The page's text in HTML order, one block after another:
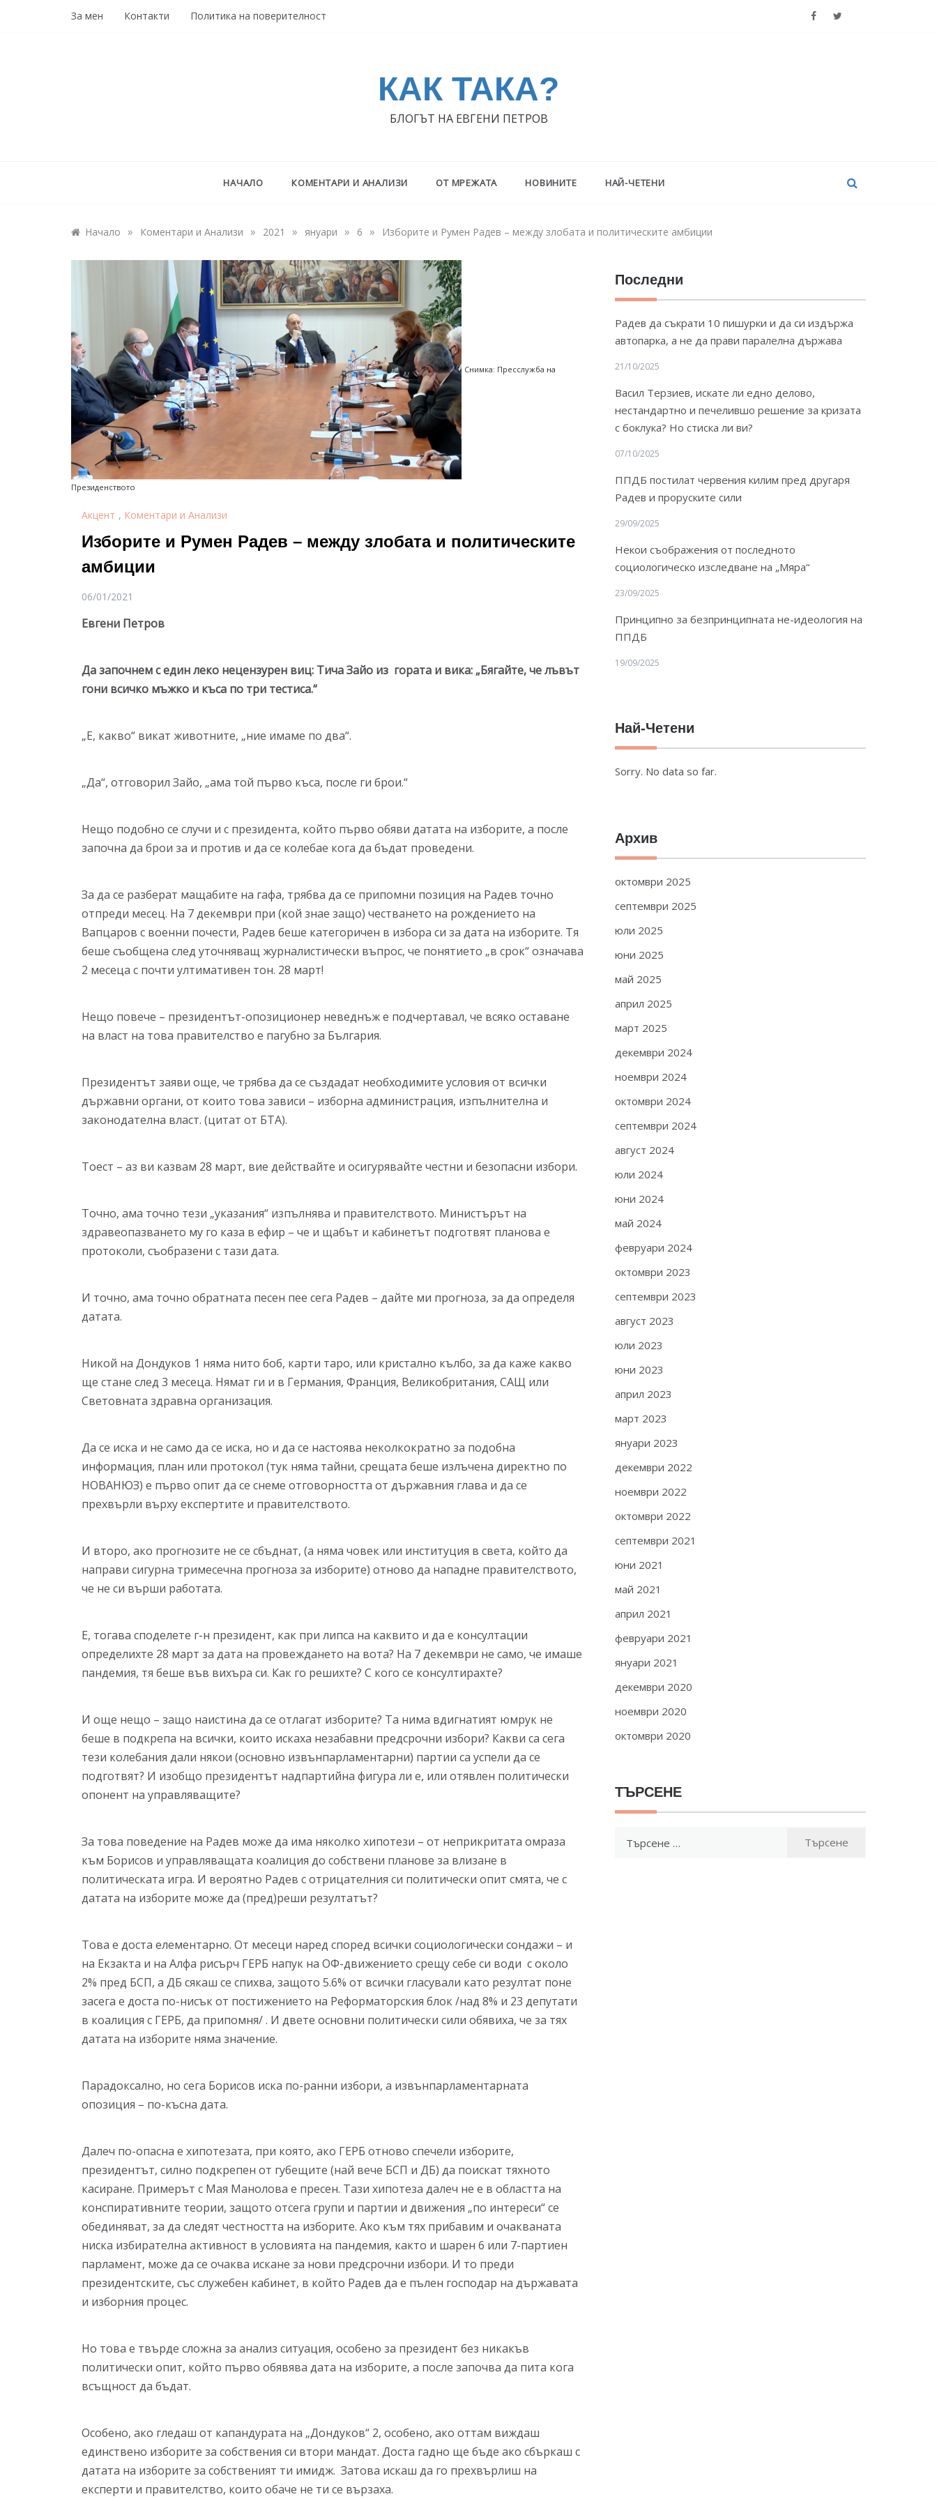
За мен Контакти Политика на поверителност
КАК ТАКА?
БЛОГЪТ НА ЕВГЕНИ ПЕТРОВ
НАЧАЛО КОМЕНТАРИ И АНАЛИЗИ ОТ МРЕЖАТА НОВИНИТЕ НАЙ-ЧЕТЕНИ
Начало » Коментари и Анализи » 2021 » януари » 6 » Изборите и Румен Радев – между злобата и политическите амбиции
Снимка: Пресслужба на
Президенството
Акцент , Коментари и Анализи
Изборите и Румен Радев – между злобата и политическите
амбиции
06/01/2021
Евгени Петров
Да започнем с един леко нецензурен виц: Тича Зайо из гората и вика: „Бягайте, че лъвът
гони всичко мъжко и къса по три тестиса.“
„Е, какво“ викат животните, „ние имаме по два“.
„Да“, отговорил Зайо, „ама той първо къса, после ги брои.“
Нещо подобно се случи и с президента, който първо обяви датата на изборите, а после
започна да брои за и против и да се колебае кога да бъдат проведени.
За да се разберат мащабите на гафа, трябва да се припомни позиция на Радев точно
отпреди месец. На 7 декември при (кой знае защо) честването на рождението на
Вапцаров с военни почести, Радев беше категоричен в избора си за дата на изборите. Тя
беше съобщена след уточняващ журналистически въпрос, че понятието „в срок“ означава
2 месеца с почти ултимативен тон. 28 март!
Нещо повече – президентът-опозиционер неведнъж е подчертавал, че всяко оставане
на власт на това правителство е пагубно за България.
Президентът заяви още, че трябва да се създадат необходимите условия от всички
държавни органи, от които това зависи – изборна администрация, изпълнителна и
законодателна власт. (цитат от БТА).
Тоест – аз ви казвам 28 март, вие действайте и осигурявайте честни и безопасни избори.
Точно, ама точно тези „указания“ изпълнява и правителството. Министърът на
здравеопазването му го каза в ефир – че и щабът и кабинетът подготвят планова е
протоколи, съобразени с тази дата.
И точно, ама точно обратната песен пее сега Радев – дайте ми прогноза, за да определя
датата.
Никой на Дондуков 1 няма нито боб, карти таро, или кристално кълбо, за да каже какво
ще стане след 3 месеца. Нямат ги и в Германия, Франция, Великобритания, САЩ или
Световната здравна организация.
Да се иска и не само да се иска, но и да се настоява неколкократно за подобна
информация, план или протокол (тук няма тайни, срещата беше излъчена директно по
НОВАНЮЗ) е първо опит да се снеме отговорността от държавния глава и да се
прехвърли върху експертите и правителството.
И второ, ако прогнозите не се сбъднат, (а няма човек или институция в света, който да
направи сигурна тримесечна прогноза за изборите) отново да нападне правителството,
че не си върши работата.
Е, тогава споделете г-н президент, как при липса на каквито и да е консултации
определихте 28 март за дата на провеждането на вота? На 7 декември не само, че имаше
пандемия, тя беше във вихъра си. Как го решихте? С кого се консултирахте?
И още нещо – защо наистина да се отлагат изборите? Та нима вдигнатият юмрук не
беше в подкрепа на всички, които искаха незабавни предсрочни избори? Какви са сега
тези колебания дали някои (основно извънпарламентарни) партии са успели да се
подготвят? И изобщо президентът надпартийна фигура ли е, или отявлен политически
опонент на управляващите?
За това поведение на Радев може да има няколко хипотези – от неприкритата омраза
към Борисов и управляващата коалиция до собствени планове за влизане в
политическата игра. И вероятно Радев с отрицателния си политически опит смята, че с
датата на изборите може да (пред)реши резултатът?
Това е доста елементарно. От месеци наред според всички социологически сондажи – и
на Екзакта и на Алфа рисърч ГЕРБ напук на ОФ-движението срещу себе си води с около
2% пред БСП, а ДБ сякаш се спихва, защото 5.6% от всички гласували като резултат поне
засега е доста по-нисък от постижението на Реформаторския блок /над 8% и 23 депутати
в коалиция с ГЕРБ, да припомня/ . И двете основни политически сили обявиха, че за тях
датата на изборите няма значение.
Парадоксално, но сега Борисов иска по-ранни избори, а извънпарламентарната
опозиция – по-късна дата.
Далеч по-опасна е хипотезата, при която, ако ГЕРБ отново спечели изборите,
президентът, силно подкрепен от губещите (най вече БСП и ДБ) да поискат тяхното
касиране. Примерът с Мая Манолова е пресен. Тази хипотеза далеч не е в областта на
конспиративните теории, защото отсега групи и партии и движения „по интереси“ се
обединяват, за да следят честността на изборите. Ако към тях прибавим и очакваната
ниска избирателна активност в условията на пандемия, както и шарен 6 или 7-партиен
парламент, може да се очаква искане за нови предсрочни избори. И то преди
президентските, със служебен кабинет, в който Радев да е пълен господар на държавата
и изборния процес.
Но това е твърде сложна за анализ ситуация, особено за президент без никакъв
политически опит, който първо обявява дата на изборите, а после започва да пита кога
всъщност да бъдат.
Особено, ако гледаш от капандурата на „Дондуков“ 2, особено, ако оттам виждаш
единствено изборите за собствения си втори мандат. Доста гадно ще бъде ако сбъркаш с
датата на изборите за собственият ти имидж. Затова искаш да го прехвърлиш на
експерти и правителство, които обаче не ти се вързаха.
Последни
Радев да съкрати 10 пишурки и да си издържа
автопарка, а не да прави паралелна държава
21/10/2025
Васил Терзиев, искате ли едно делово,
нестандартно и печелившо решение за кризата
с боклука? Но стиска ли ви?
07/10/2025
ППДБ постилат червения килим пред другаря
Радев и проруските сили
29/09/2025
Некои съображения от последното
социологическо изследване на „Мяра“
23/09/2025
Принципно за безпринципната не-идеология на
ППДБ
19/09/2025
Най-Четени
Sorry. No data so far.
Архив
октомври 2025
септември 2025
юли 2025
юни 2025
май 2025
април 2025
март 2025
декември 2024
ноември 2024
октомври 2024
септември 2024
август 2024
юли 2024
юни 2024
май 2024
февруари 2024
октомври 2023
септември 2023
август 2023
юли 2023
юни 2023
април 2023
март 2023
януари 2023
декември 2022
ноември 2022
октомври 2022
септември 2021
юни 2021
май 2021
април 2021
февруари 2021
януари 2021
декември 2020
ноември 2020
октомври 2020
ТЪРСЕНЕ